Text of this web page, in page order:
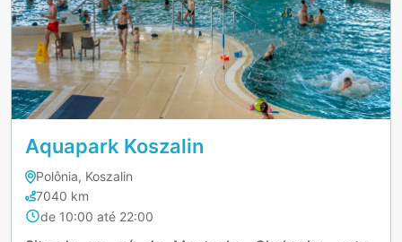
Aquapark Koszalin
Polônia, Koszalin
7040 km
de 10:00 até 22:00